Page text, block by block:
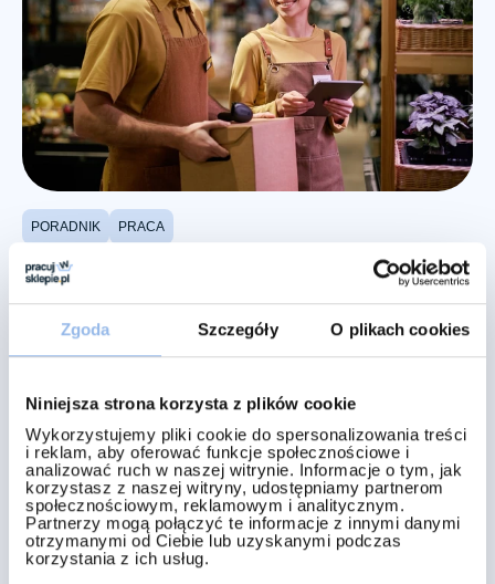
Zgoda Szczegóły O plikach cookies
Niniejsza strona korzysta z plików cookie
Wykorzystujemy pliki cookie do spersonalizowania treści
i reklam, aby oferować funkcje społecznościowe i
analizować ruch w naszej witrynie. Informacje o tym, jak
korzystasz z naszej witryny, udostępniamy partnerom
społecznościowym, reklamowym i analitycznym.
Partnerzy mogą połączyć te informacje z innymi danymi
otrzymanymi od Ciebie lub uzyskanymi podczas
korzystania z ich usług.
PORADNIK PRACA
5 umiejętności, które zdobędziesz w pracy w
sklepie i które przydadzą się w każdej pracy